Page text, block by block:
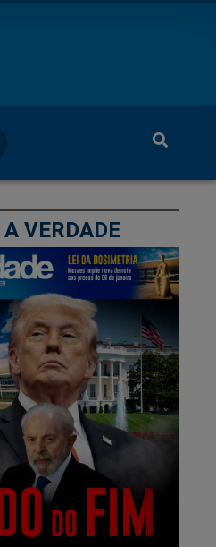
VERDADE